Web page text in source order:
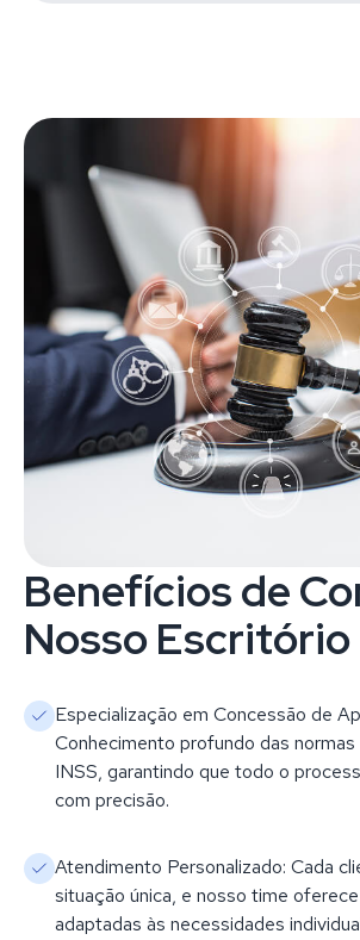
Benefícios de
Nosso Escritório
Especialização em Concessão de
Conhecimento profundo das
INSS, garantindo que todo o
com precisão.
Atendimento Personalizado: Cada
situação única, e nosso time
adaptadas às necessidades